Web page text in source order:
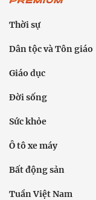
Thời sự
Dân tộc và Tôn giáo
Giáo dục
Đời sống
Sức khỏe
Ô tô xe máy
Bất động sản
Tuần Việt Nam